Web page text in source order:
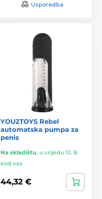
Usporedba
YOU2TOYS Rebel
automatska pumpa za
penis
Na skladištu, u srijedu 12. 8.
kod vas
44,32 €